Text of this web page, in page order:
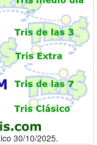
30/10/2025.